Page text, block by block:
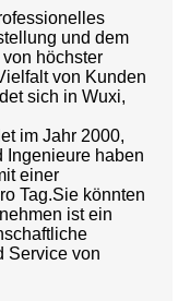
und dem
höchster
von Kunden
sich in Wuxi,
im Jahr 2000,
Ingenieure haben
einer
Tag.Sie könnten
ist ein
Service von